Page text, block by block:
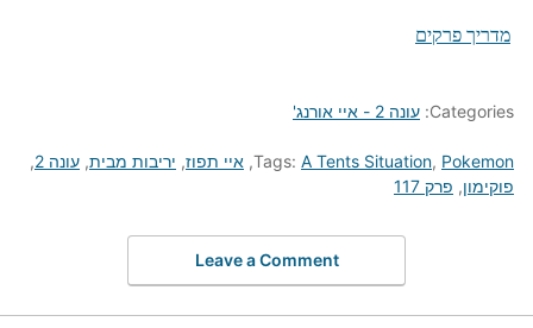
מדריך פרקים
Categories: עונה 2 - איי אורנג'
Tags: A Tents Situation, Pokemon
, איי תפוז, יריבות מבית, עונה 2
,
פוקימון, פרק 117
Leave a Comment